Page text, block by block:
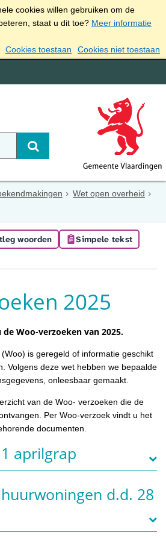
cookies willen gebruiken om de
staat u dit toe? Meer informatie
Cookies toestaan
Cookies niet toestaan
Wet open overheid
woorden Simpele tekst
2025
Woo-verzoeken van 2025.
is geregeld of informatie geschikt
Volgens deze wet hebben we bepaalde
onleesbaar gemaakt.
van de Woo- verzoeken die de
Per Woo-verzoek vindt u het
documenten.
aprilgrap
d.d. 28